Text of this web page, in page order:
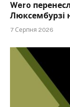
Wero
Люксембурзі
7 Серпня 2026